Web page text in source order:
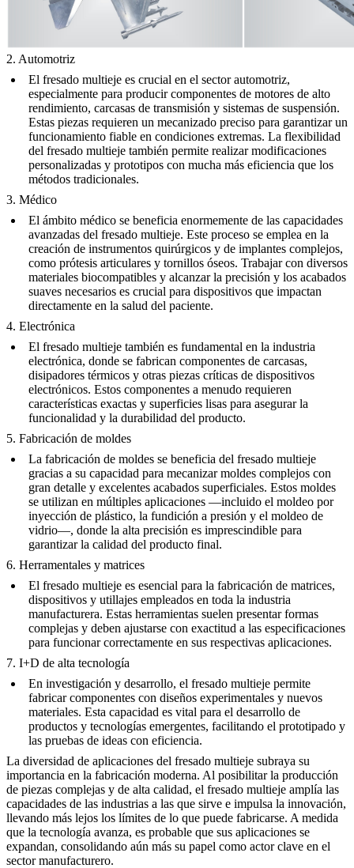
2. Automotriz
El fresado multieje es crucial en el sector automotriz,
especialmente para producir componentes de motores de alto
rendimiento, carcasas de transmisión y sistemas de suspensión.
Estas piezas requieren un mecanizado preciso para garantizar un
funcionamiento fiable en condiciones extremas. La flexibilidad
del fresado multieje también permite realizar modificaciones
personalizadas y prototipos con mucha más eficiencia que los
métodos tradicionales.
3. Médico
El ámbito médico se beneficia enormemente de las capacidades
avanzadas del fresado multieje. Este proceso se emplea en la
creación de instrumentos quirúrgicos y de implantes complejos,
como prótesis articulares y tornillos óseos. Trabajar con diversos
materiales biocompatibles y alcanzar la precisión y los acabados
suaves necesarios es crucial para dispositivos que impactan
directamente en la salud del paciente.
4. Electrónica
El fresado multieje también es fundamental en la industria
electrónica, donde se fabrican componentes de carcasas,
disipadores térmicos y otras piezas críticas de dispositivos
electrónicos. Estos componentes a menudo requieren
características exactas y superficies lisas para asegurar la
funcionalidad y la durabilidad del producto.
5. Fabricación de moldes
La fabricación de moldes se beneficia del fresado multieje
gracias a su capacidad para mecanizar moldes complejos con
gran detalle y excelentes acabados superficiales. Estos moldes
se utilizan en múltiples aplicaciones —incluido el moldeo por
inyección de plástico, la fundición a presión y el moldeo de
vidrio—, donde la alta precisión es imprescindible para
garantizar la calidad del producto final.
6. Herramentales y matrices
El fresado multieje es esencial para la fabricación de matrices,
dispositivos y utillajes empleados en toda la industria
manufacturera. Estas herramientas suelen presentar formas
complejas y deben ajustarse con exactitud a las especificaciones
para funcionar correctamente en sus respectivas aplicaciones.
7. I+D de alta tecnología
En investigación y desarrollo, el fresado multieje permite
fabricar componentes con diseños experimentales y nuevos
materiales. Esta capacidad es vital para el desarrollo de
productos y tecnologías emergentes, facilitando el prototipado y
las pruebas de ideas con eficiencia.
La diversidad de aplicaciones del fresado multieje subraya su
importancia en la fabricación moderna. Al posibilitar la producción
de piezas complejas y de alta calidad, el fresado multieje amplía las
capacidades de las industrias a las que sirve e impulsa la innovación,
llevando más lejos los límites de lo que puede fabricarse. A medida
que la tecnología avanza, es probable que sus aplicaciones se
expandan, consolidando aún más su papel como actor clave en el
sector manufacturero.